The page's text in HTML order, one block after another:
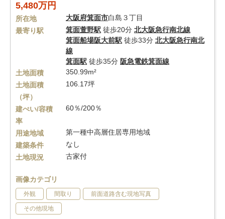
5,480万円
所在地 大阪府箕面市白島３丁目
最寄り駅
箕面萱野駅 徒歩20分 北大阪急行南北線
箕面船場阪大前駅 徒歩33分 北大阪急行南北
線
箕面駅 徒歩35分 阪急電鉄箕面線
土地面積
350.99m²
土地面積
（坪）
106.17坪
建ぺい/容積
率
60％/200％
用途地域
第一種中高層住居専用地域
建築条件
なし
土地現況
古家付
画像カテゴリ
外観 間取り 前面道路含む現地写真
その他現地